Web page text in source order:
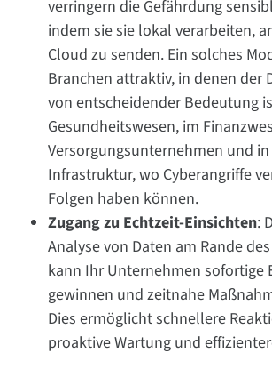
verringern die Gefährdung
indem sie sie lokal verarbeiten,
Cloud zu senden. Ein solches
Branchen attraktiv, in denen der
von entscheidender Bedeutung
Gesundheitswesen, im
Versorgungsunternehmen und
Infrastruktur, wo Cyberangriffe
Folgen haben können.
Zugang zu Echtzeit-Einsichten:
Analyse von Daten am Rande
kann Ihr Unternehmen sofortige
gewinnen und zeitnahe
Dies ermöglicht schnellere
proaktive Wartung und